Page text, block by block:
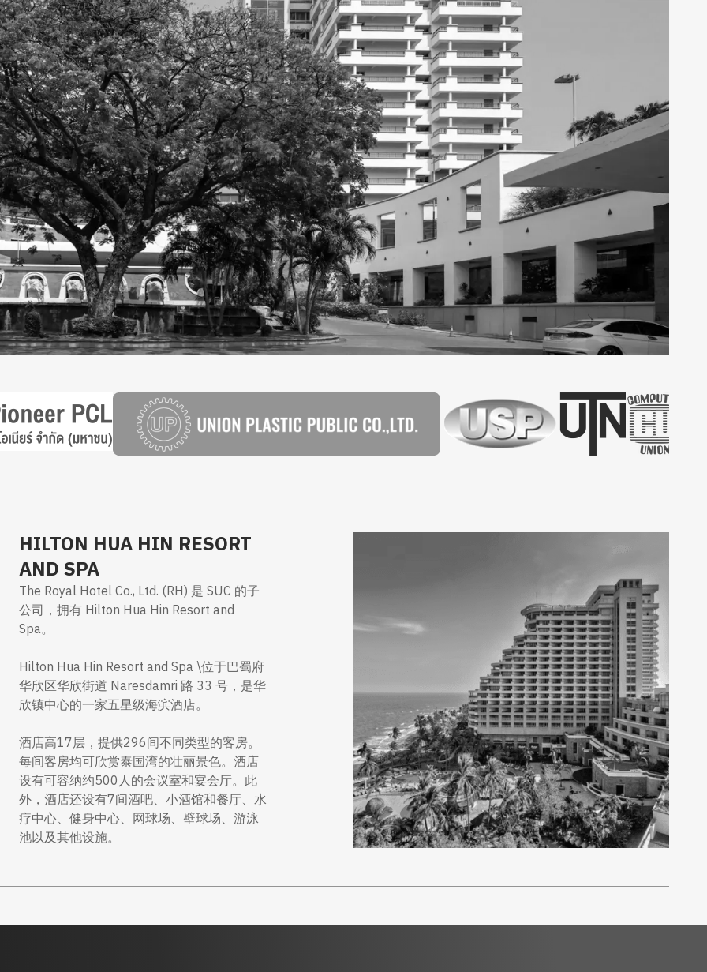
HILTON HUA HIN RESORT
AND SPA
The Royal Hotel Co., Ltd. (RH) 是 SUC 的子
公司，拥有 Hilton Hua Hin Resort and
Spa。
Hilton Hua Hin Resort and Spa \位于巴蜀府
华欣区华欣街道 Naresdamri 路 33 号，是华
欣镇中心的一家五星级海滨酒店。
酒店高17层，提供296间不同类型的客房。
每间客房均可欣赏泰国湾的壮丽景色。酒店
设有可容纳约500人的会议室和宴会厅。此
外，酒店还设有7间酒吧、小酒馆和餐厅、水
疗中心、健身中心、网球场、壁球场、游泳
池以及其他设施。